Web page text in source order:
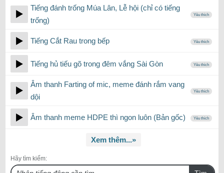
Tiếng đánh trống Múa Lân, Lễ hội (chỉ có tiếng
trống)
Yêu thích
Tiếng Cắt Rau trong bếp Yêu thích
Tiếng hủ tiếu gõ trong đêm vắng Sài Gòn Yêu thích
Âm thanh Farting of mic, meme đánh rắm vang
dội
Yêu thích
Âm thanh meme HDPE thì ngon luôn (Bản gốc) Yêu thích
Xem thêm...»
Hãy tìm kiếm: